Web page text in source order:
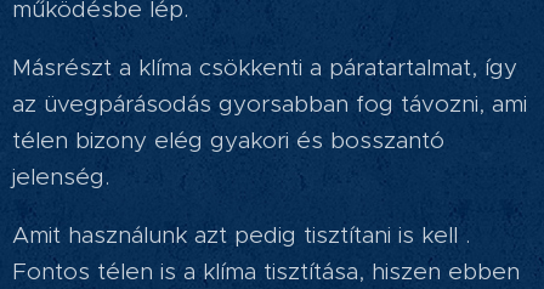
működésbe lép.
Másrészt a klíma csökkenti a páratartalmat, így
az üvegpárásodás gyorsabban fog távozni, ami
télen bizony elég gyakori és bosszantó
jelenség.
Amit használunk azt pedig tisztítani is kell .
Fontos télen is a klíma tisztítása, hiszen ebben